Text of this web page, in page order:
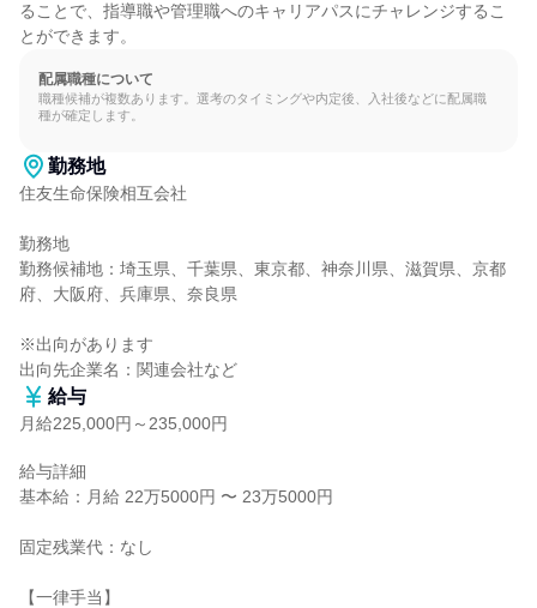
ることで、指導職や管理職へのキャリアパスにチャレンジするこ
とができます。
配属職種について
職種候補が複数あります。選考のタイミングや内定後、入社後などに配属職
種が確定します。
勤務地
住友生命保険相互会社
勤務地
勤務候補地：埼玉県、千葉県、東京都、神奈川県、滋賀県、京都
府、大阪府、兵庫県、奈良県
※出向があります
出向先企業名：関連会社など
給与
月給225,000円～235,000円
給与詳細
基本給：月給 22万5000円 〜 23万5000円
固定残業代：なし
【一律手当】